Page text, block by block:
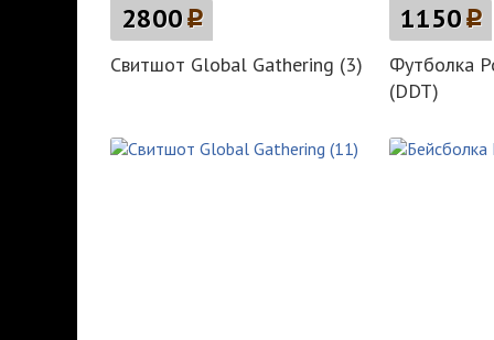
2800p
Свитшот Global Gathering (3)
1150p
Футболка
(DDT)